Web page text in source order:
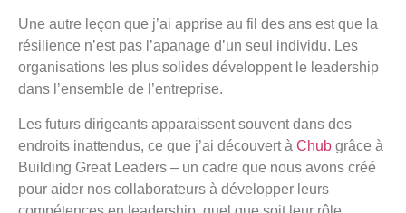
Une autre leçon que j’ai apprise au fil des ans est que la
résilience n’est pas l’apanage d’un seul individu. Les
organisations les plus solides développent le leadership
dans l’ensemble de l’entreprise.
Les futurs dirigeants apparaissent souvent dans des
endroits inattendus, ce que j’ai découvert à Chub grâce à
Building Great Leaders – un cadre que nous avons créé
pour aider nos collaborateurs à développer leurs